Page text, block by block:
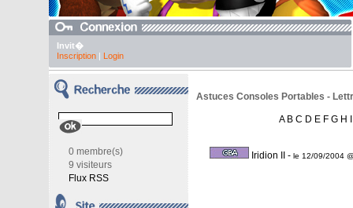
Invit�
Inscription| Login
0 membre(s)
9 visiteurs
Flux RSS
Astuces Consoles Portables -
A B C D E F G H
Iridion II - le 12/09/2004